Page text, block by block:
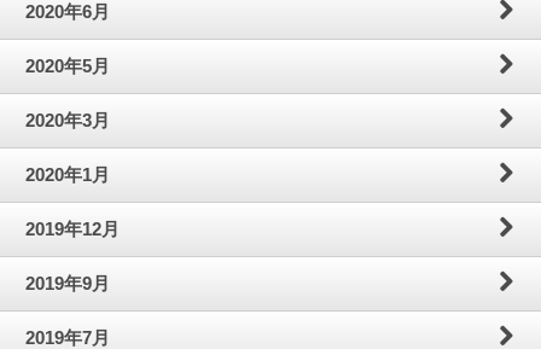
2020年6月
2020年5月
2020年3月
2020年1月
2019年12月
2019年9月
2019年7月